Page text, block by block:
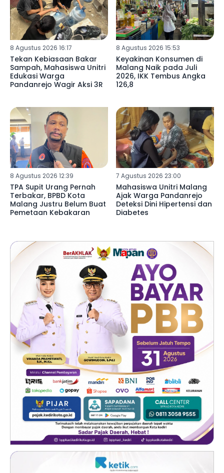
8 Agustus 2026 16:17
Tekan Kebiasaan Bakar
Sampah, Mahasiswa Unitri
Edukasi Warga
Pandanrejo Wagir Aksi 3R
8 Agustus 2026 15:53
Keyakinan Konsumen di
Malang Naik pada Juli
2026, IKK Tembus Angka
126,8
8 Agustus 2026 12:39
TPA Supit Urang Pernah
Terbakar, BPBD Kota
Malang Justru Belum Buat
Pemetaan Kebakaran
7 Agustus 2026 23:00
Mahasiswa Unitri Malang
Ajak Warga Pandanrejo
Deteksi Dini Hipertensi dan
Diabetes